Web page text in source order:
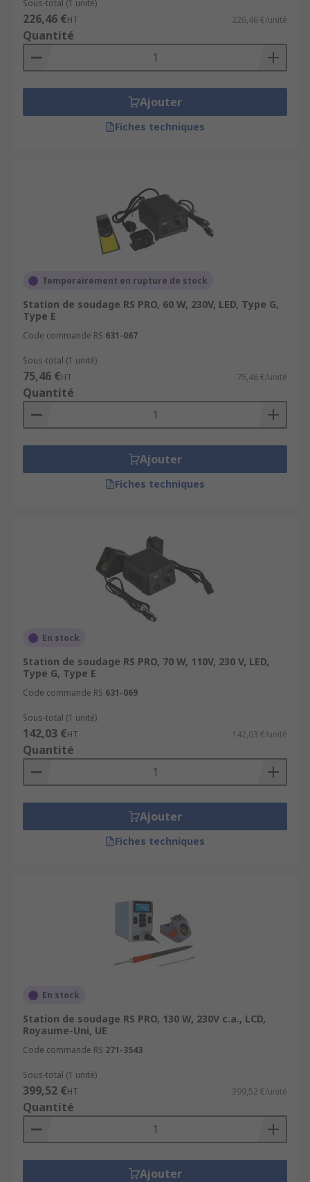
Sous-total (1 unité)
226,46 €HT 226,46 €/unité
Quantité
Ajouter
Fiches techniques
Temporairement en rupture de stock
Station de soudage RS PRO, 60 W, 230V, LED, Type G,
Type E
Code commande RS 631-067
Sous-total (1 unité)
75,46 €HT 75,46 €/unité
Quantité
Ajouter
Fiches techniques
En stock
Station de soudage RS PRO, 70 W, 110V, 230 V, LED,
Type G, Type E
Code commande RS 631-069
Sous-total (1 unité)
142,03 €HT 142,03 €/unité
Quantité
Ajouter
Fiches techniques
En stock
Station de soudage RS PRO, 130 W, 230V c.a., LCD,
Royaume-Uni, UE
Code commande RS 271-3543
Sous-total (1 unité)
399,52 €HT 399,52 €/unité
Quantité
Ajouter